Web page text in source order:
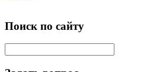
Поиск по сайту